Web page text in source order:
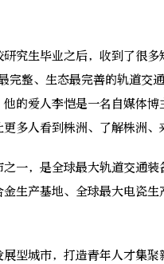
生毕业之后，收到了很多
整、生态最完善的轨道交
的爱人李恺是一名自媒体博
多人看到株洲、了解株洲、
，是全球最大轨道交通装
生产基地、全球最大电瓷生
城市，打造青年人才集聚